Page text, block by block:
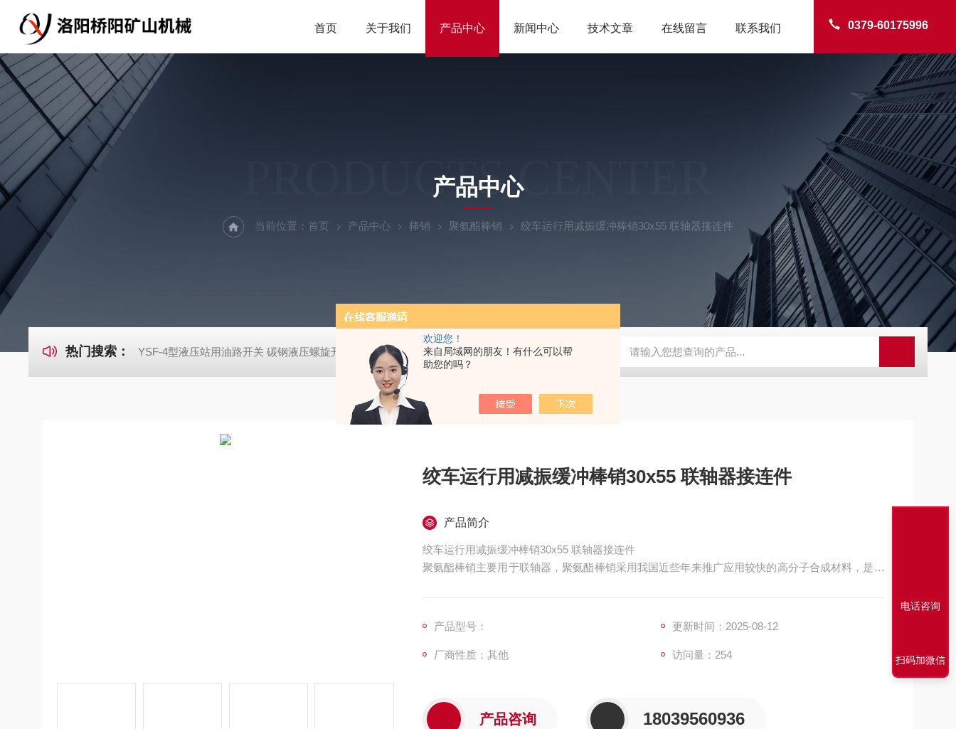
欢迎您！
来自局域网的朋友！有什么可以帮
助您的吗？
0379-60175996
首页 关于我们 产品中心 新闻中心 技术文章 在线留言 联系我们
PRODUCTS CENTER
产品中心
当前位置： 首页 产品中心 棒销 聚氨酯棒销 绞车运行用减振缓冲棒销30x55 联轴器接连件
热门搜索： YSF-4型液压站用油路开关 碳钢液压螺旋开关 猴车配件橡胶轮衬 托压轮矿用斜井巷道用 矿用本安型行程开关KHXC24 井下机电设备 便携式移动液压系统总成 提升机
绞车运行用减振缓冲棒销30x55 联轴器接连件
产品简介
绞车运行用减振缓冲棒销30x55 联轴器接连件
聚氨酯棒销主要用于联轴器，聚氨酯棒销采用我国近些年来推广应用较快的高分子合成材料，是一
产品型号： 更新时间：2025-08-12
厂商性质：其他 访问量：254
产品咨询 18039560936
电话咨询
扫码加微信